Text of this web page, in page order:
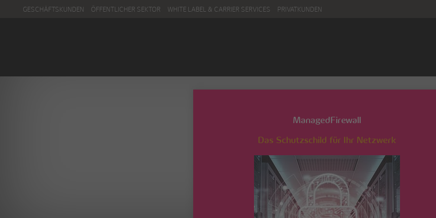
GESCHÄFTSKUNDEN ÖFFENTLICHER SEKTOR WHITE LABEL & CARRIER SERVICES PRIVATKUNDEN
ManagedFirewall
Das Schutzschild für Ihr Netzwerk